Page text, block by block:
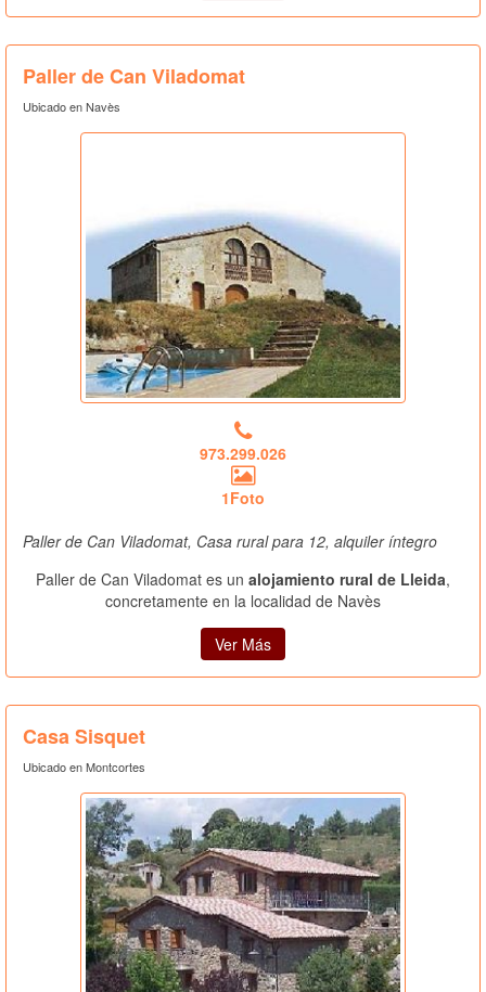
Paller de Can Viladomat
Ubicado en Navès
973.299.026
1Foto
Paller de Can Viladomat, Casa rural para 12, alquiler íntegro
Paller de Can Viladomat es un alojamiento rural de Lleida,
concretamente en la localidad de Navès
Ver Más
Casa Sisquet
Ubicado en Montcortes